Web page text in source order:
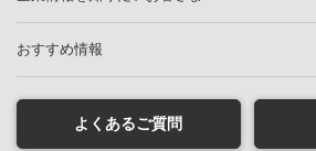
おすすめ情報
よくあるご質問